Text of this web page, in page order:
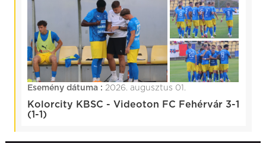
Esemény dátuma : 2026. augusztus 01.
Kolorcity KBSC - Videoton FC Fehérvár 3-1
(1-1)